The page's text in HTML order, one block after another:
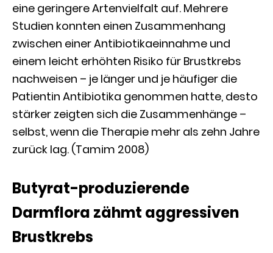
eine geringere Artenvielfalt auf. Mehrere
Studien konnten einen Zusammenhang
zwischen einer Antibiotikaeinnahme und
einem leicht erhöhten Risiko für Brustkrebs
nachweisen – je länger und je häufiger die
Patientin Antibiotika genommen hatte, desto
stärker zeigten sich die Zusammenhänge –
selbst, wenn die Therapie mehr als zehn Jahre
zurück lag. (Tamim 2008)
Butyrat-produzierende
Darmflora zähmt aggressiven
Brustkrebs